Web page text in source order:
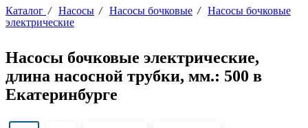
Каталог / Насосы / Насосы бочковые / Насосы бочковые
электрические
Насосы бочковые электрические,
длина насосной трубки, мм.: 500 в
Екатеринбурге